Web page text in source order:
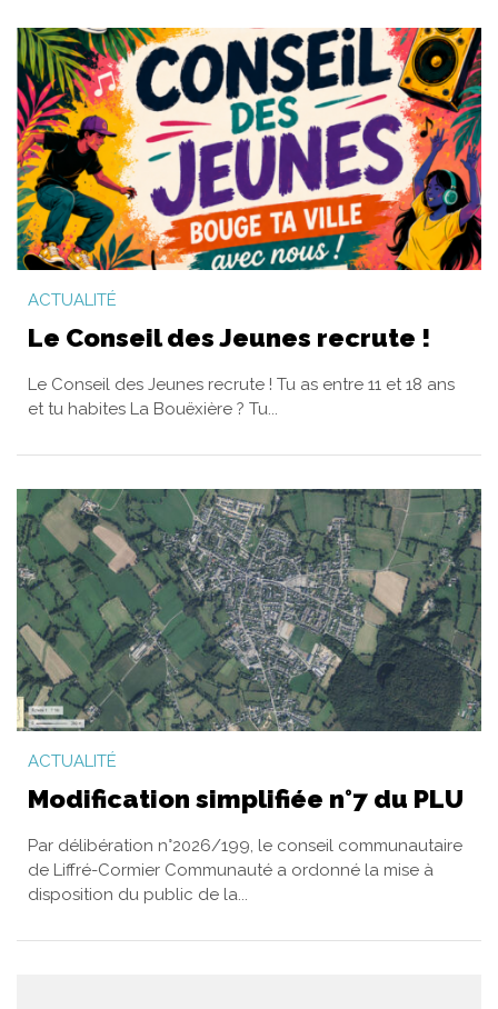
ACTUALITÉ
Le Conseil des Jeunes recrute !
Le Conseil des Jeunes recrute ! Tu as entre 11 et 18 ans
et tu habites La Bouëxière ? Tu...
ACTUALITÉ
Modification simplifiée n°7 du PLU
Par délibération n°2026/199, le conseil communautaire
de Liffré-Cormier Communauté a ordonné la mise à
disposition du public de la...